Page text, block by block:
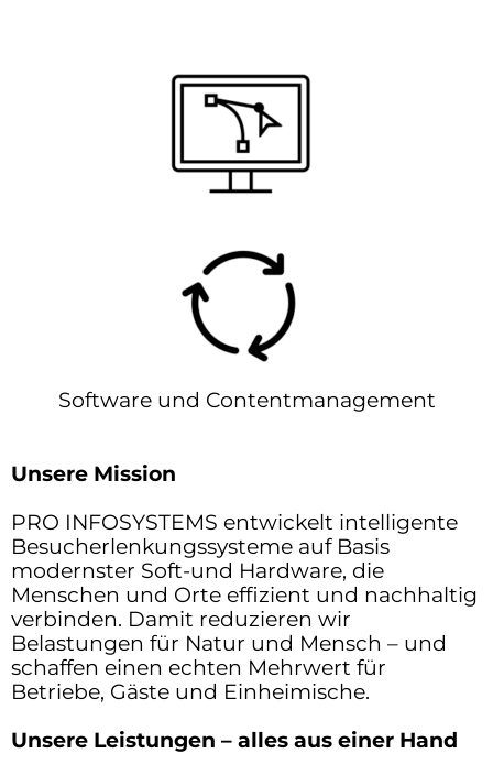
Software und Contentmanagement
Unsere Mission
PRO INFOSYSTEMS entwickelt intelligente
Besucherlenkungssysteme auf Basis
modernster Soft-und Hardware, die
Menschen und Orte effizient und nachhaltig
verbinden. Damit reduzieren wir
Belastungen für Natur und Mensch – und
schaffen einen echten Mehrwert für
Betriebe, Gäste und Einheimische.
Unsere Leistungen – alles aus einer Hand